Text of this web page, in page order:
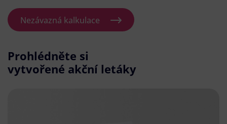
Nezávazná kalkulace
Prohlédněte si
vytvořené akční letáky